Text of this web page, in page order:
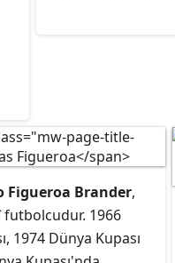
Figueroa Brander,
futbolcudur. 1966
1974 Dünya Kupası